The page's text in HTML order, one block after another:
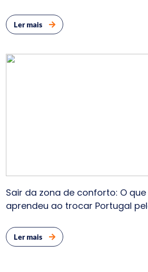
Ler mais
Sair da zona de conforto: O que
aprendeu ao trocar Portugal
Ler mais